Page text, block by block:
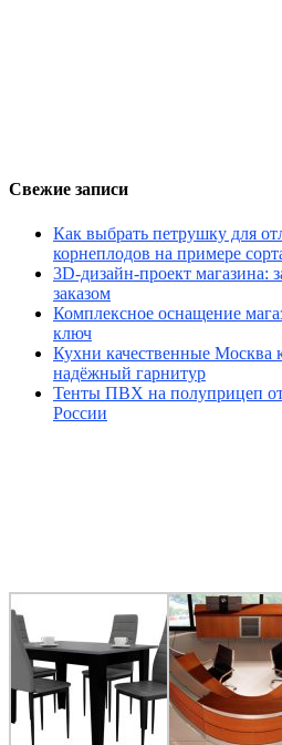
Свежие записи
Как выбрать петрушку для
корнеплодов на примере
3D-дизайн-проект магазина:
заказом
Комплексное оснащение
ключ
Кухни качественные Москва
надёжный гарнитур
Тенты ПВХ на полуприцеп от
России